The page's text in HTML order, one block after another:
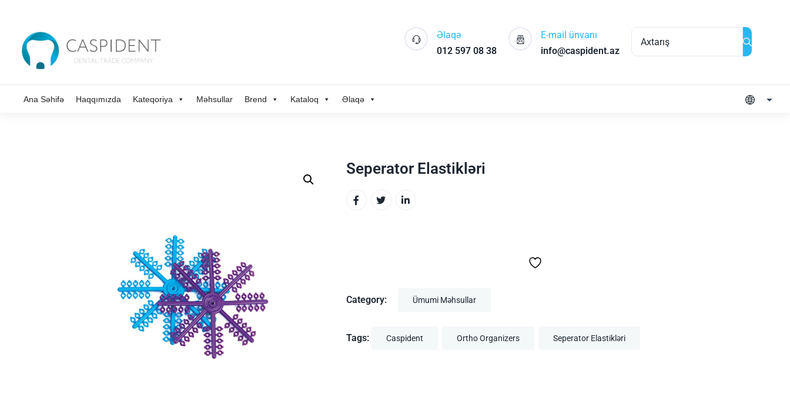
Əlaqə
012 597 08 38
E-mail ünvanı
info@caspident.az
Ana Səhifə Haqqımızda Kateqoriya Məhsullar Brend Kataloq Əlaqə
Seperator Elastikləri
Category: Ümumi Məhsullar
Tags: Caspident Ortho Organizers Seperator Elastikləri